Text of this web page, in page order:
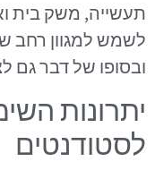
תעשייה, משק בית
לשמש למגוון רחב
ובסופו של דבר גם
יתרונות
לסטודנטים